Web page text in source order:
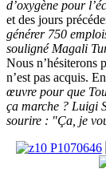
d’oxygène pour
et des jours
générer 750
souligné Magali
Nous n’hésiterons
n’est pas acquis.
œuvre pour que
ça marche ? Luigi
sourire : "Ça, je